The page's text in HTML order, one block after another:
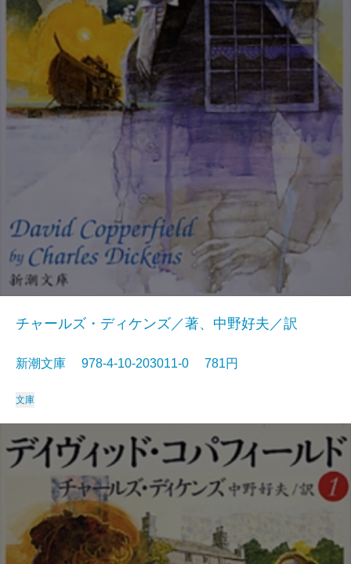
チャールズ・ディケンズ／著、中野好夫／訳
新潮文庫 978-4-10-203011-0 781円
文庫